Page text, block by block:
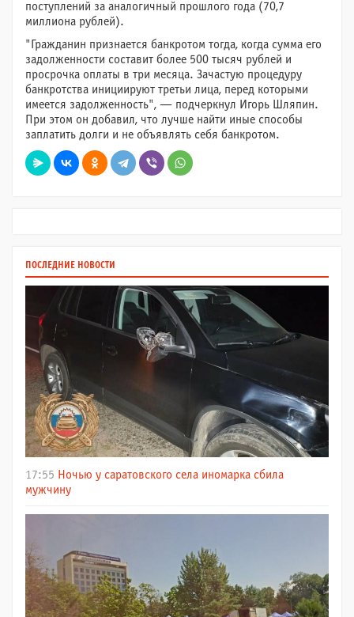
поступлений за аналогичный прошлого года (70,7
миллиона рублей).
"Гражданин признается банкротом тогда, когда сумма его
задолженности составит более 500 тысяч рублей и
просрочка оплаты в три месяца. Зачастую процедуру
банкротства инициируют третьи лица, перед которыми
имеется задолженность", — подчеркнул Игорь Шляпин.
При этом он добавил, что лучше найти иные способы
заплатить долги и не объявлять себя банкротом.
ПОСЛЕДНИЕ НОВОСТИ
17:55 Ночью у саратовского села иномарка сбила
мужчину